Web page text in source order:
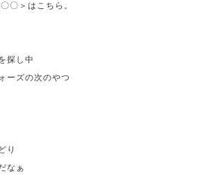
〇＞はこちら。
探し中
ーズの次のやつ
り
なぁ